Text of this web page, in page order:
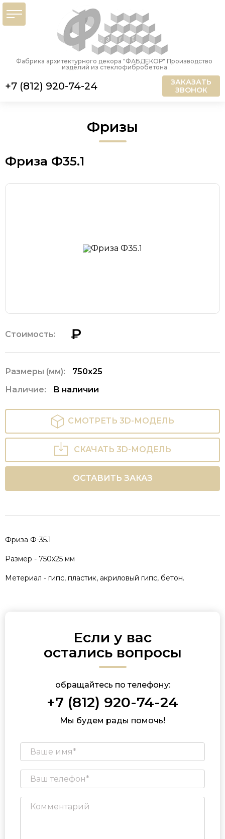
Фабрика архитектурного декора "ФАБДЕКОР" Производство
изделий из стеклофибробетона
+7 (812) 920-74-24
ЗАКАЗАТЬ
ЗВОНОК
Фризы
Фриза Ф35.1
Стоимость: ₽
Размеры (мм):
750х25
Наличие:
В наличии
СМОТРЕТЬ 3D-МОДЕЛЬ
СКАЧАТЬ 3D-МОДЕЛЬ
ОСТАВИТЬ ЗАКАЗ
Фриза Ф-35.1
Размер - 750х25 мм
Метериал - гипс, пластик, акриловый гипс, бетон.
Если у вас
остались вопросы
обращайтесь по телефону:
+7 (812) 920-74-24
Мы будем рады помочь!